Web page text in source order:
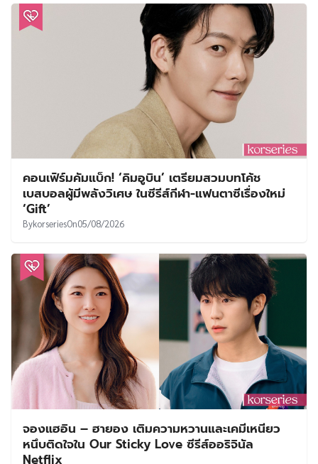
คอนเฟิร์มคัมแบ็ก! ‘คิมอูบิน’ เตรียมสวมบทโค้ช
เบสบอลผู้มีพลังวิเศษ ในซีรีส์กีฬา-แฟนตาซีเรื่องใหม่
‘Gift’
BykorseriesOn05/08/2026
จองแฮอิน – ฮายอง เติมความหวานและเคมีเหนียว
หนึบติดใจใน Our Sticky Love ซีรีส์ออริจินัล
Netflix